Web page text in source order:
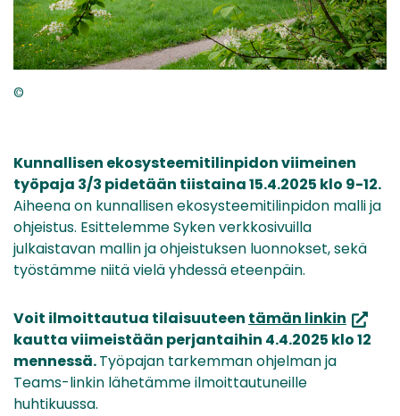
©
Kunnallisen ekosysteemitilinpidon viimeinen
työpaja 3/3 pidetään tiistaina 15.4.2025 klo 9-12.
Aiheena on kunnallisen ekosysteemitilinpidon malli ja
ohjeistus. Esittelemme Syken verkkosivuilla
julkaistavan mallin ja ohjeistuksen luonnokset, sekä
työstämme niitä vielä yhdessä eteenpäin.
Voit ilmoittautua tilaisuuteen tämän linkin
uuteen
kautta viimeistään perjantaihin 4.4.2025 klo 12
mennessä.Työpajan tarkemman ohjelman ja
Teams-linkin lähetämme ilmoittautuneille
huhtikuussa.